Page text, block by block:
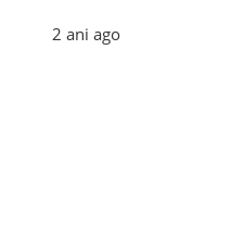
2 ani ago